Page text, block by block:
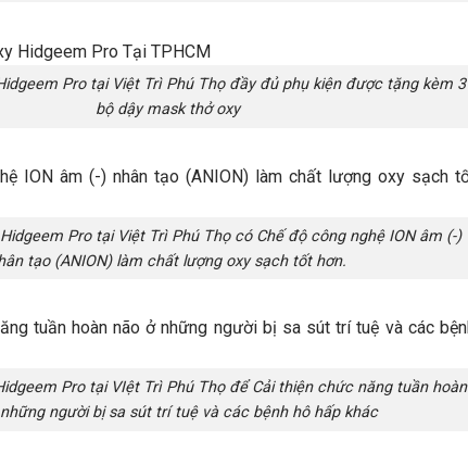
Pro tại Việt Trì Phú Thọ đầy đủ phụ kiện được tặng kèm 3
bộ dậy mask thở oxy
Pro tại Việt Trì Phú Thọ có Chế độ công nghệ ION âm (-)
tạo (ANION) làm chất lượng oxy sạch tốt hơn.
Pro tại VIệt Trì Phú Thọ để Cải thiện chức năng tuần hoàn
người bị sa sút trí tuệ và các bệnh hô hấp khác